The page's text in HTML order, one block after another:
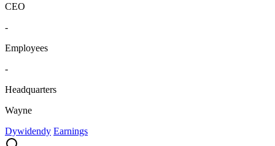
CEO
-
Employees
-
Headquarters
Wayne
Dywidendy Earnings